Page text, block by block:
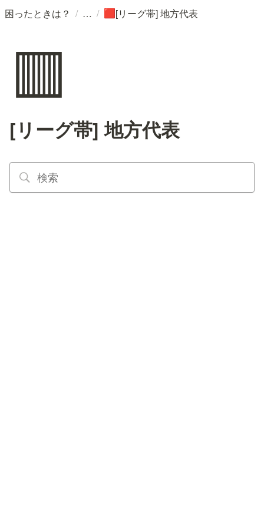
困ったときは？ / / 🟥 [リーグ帯] 地方代表
🟥
[リーグ帯] 地方代表